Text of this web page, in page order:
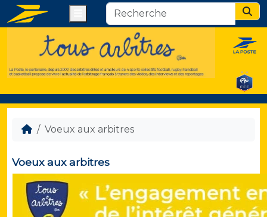
Voeux aux arbitres
Voeux aux arbitres